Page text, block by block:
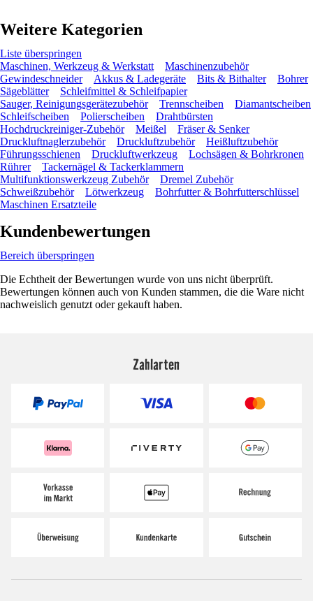
Weitere Kategorien
Liste überspringen
Maschinen, Werkzeug & Werkstatt
Maschinenzubehör
Gewindeschneider
Akkus & Ladegeräte Bits & Bithalter
Bohrer
Sägeblätter
Schleifmittel & Schleifpapier
Sauger, Reinigungsgerätezubehör
Trennscheiben
Diamantscheiben
Schleifscheiben
Polierscheiben
Drahtbürsten
Hochdruckreiniger-Zubehör
Meißel
Fräser & Senker
Druckluftnaglerzubehör
Druckluftzubehör
Heißluftzubehör
Führungsschienen
Druckluftwerkzeug
Lochsägen & Bohrkronen
Rührer
Tackernägel & Tackerklammern
Multifunktionswerkzeug Zubehör
Dremel Zubehör
Schweißzubehör
Lötwerkzeug
Bohrfutter & Bohrfutterschlüssel
Maschinen Ersatzteile
Kundenbewertungen
Bereich überspringen
Die Echtheit der Bewertungen wurde von uns nicht überprüft.
Bewertungen können auch von Kunden stammen, die die Ware nicht
nachweislich genutzt oder gekauft haben.
Zahlarten